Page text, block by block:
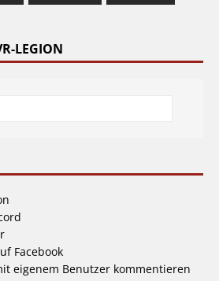
LEGION
Facebook
eigenem Benutzer kommentieren